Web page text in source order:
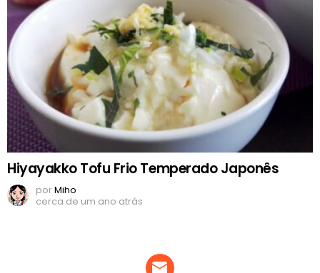
Hiyayakko Tofu Frio Temperado Japonês
porMiho
cerca de um ano atrás